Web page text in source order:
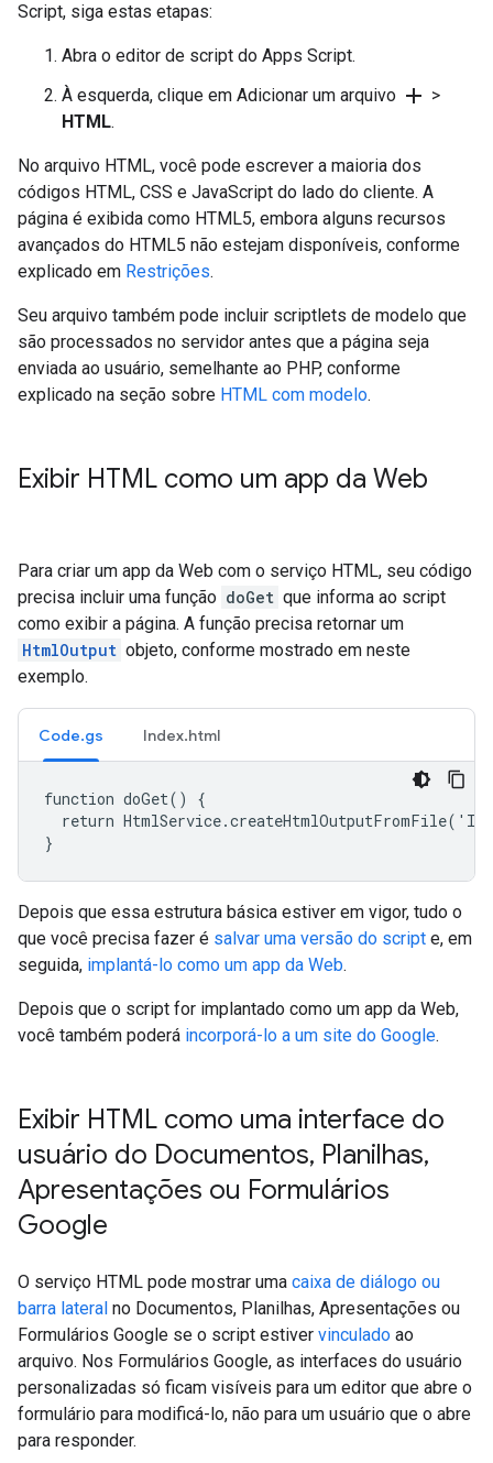
Script, siga estas etapas:
Abra o editor de script do Apps Script.
À esquerda, clique em Adicionar um arquivo add >
HTML.
No arquivo HTML, você pode escrever a maioria dos
códigos HTML, CSS e JavaScript do lado do cliente. A
página é exibida como HTML5, embora alguns recursos
avançados do HTML5 não estejam disponíveis, conforme
explicado em Restrições.
Seu arquivo também pode incluir scriptlets de modelo que
são processados no servidor antes que a página seja
enviada ao usuário, semelhante ao PHP, conforme
explicado na seção sobre HTML com modelo.
Exibir HTML como um app da Web
Para criar um app da Web com o serviço HTML, seu código
precisa incluir uma função doGet que informa ao script
como exibir a página. A função precisa retornar um
HtmlOutput objeto, conforme mostrado em neste
exemplo.
Code.gs Index.html
function doGet() {
return
}
Depois que essa estrutura básica estiver em vigor, tudo o
que você precisa fazer é salvar uma versão do script e, em
seguida, implantá-lo como um app da Web.
Depois que o script for implantado como um app da Web,
você também poderá incorporá-lo a um site do Google.
Exibir HTML como uma interface do
usuário do Documentos, Planilhas,
Apresentações ou Formulários
Google
O serviço HTML pode mostrar uma caixa de diálogo ou
barra lateral no Documentos, Planilhas, Apresentações ou
Formulários Google se o script estiver vinculado ao
arquivo. Nos Formulários Google, as interfaces do usuário
personalizadas só ficam visíveis para um editor que abre o
formulário para modificá-lo, não para um usuário que o abre
para responder.